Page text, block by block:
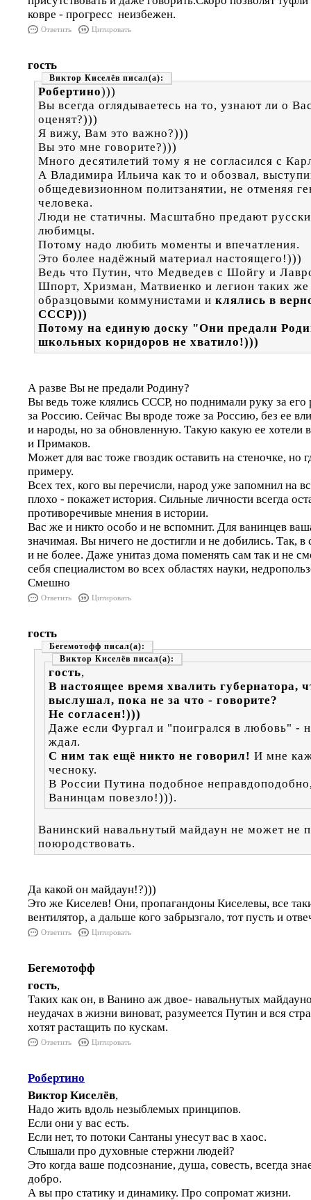
ковре - прогресс неизбежен.
Ответить Цитировать
гость
Виктор Киселёв
Робертино)))
Вы всегда оглядываетесь на то, узнают ли о
оценят?)))
Я вижу, Вам это важно?)))
Вы это мне говорите?)))
Много десятилетий тому я не согласился с
А Владимира Ильича как то и обозвал,
общедевизионном политзанятии, не отменяя
человека.
Люди не статичны. Масштабно предают
любимцы.
Потому надо любить моменты и впечатления.
Это более надёжный материал настоящего!)))
Ведь что Путин, что Медведев с Шойгу и
Шпорт, Хризман, Матвиенко и легион таких же
образцовыми коммунистами и клялись в
СССР)))
Потому на единую доску "Они предали
школьных коридоров не хватило!)))
А разве Вы не предали Родину?
Вы ведь тоже клялись СССР, но поднимали руку за его
за Россию. Сейчас Вы вроде тоже за Россию, без ее
и народы, но за обновленную. Такую какую ее хотели
и Примаков.
Может для вас тоже гвоздик оставить на стеночке, но
примеру.
Всех тех, кого вы перечисли, народ уже запомнил на
плохо - покажет история. Сильные личности всегда
противоречивые мнения в истории.
Вас же и никто особо и не вспомнит. Для ванинцев
значимая. Вы ничего не достигли и не добились. Так, в
и не более. Даже унитаз дома поменять сам так и не
себя специалистом во всех областях науки,
Смешно
Ответить Цитировать
гость
Бегемотофф
Виктор Киселёв
гость,
В настоящее время хвалить губернатора,
выслушал, пока не за что - говорите?
Не согласен!)))
Даже если Фургал и "поигрался в любовь" -
ждал.
С ним так ещё никто не говорил! И мне
чесноку.
В России Путина подобное
Ванинцам повезло!))).
Ванинский навальнутый майдаун не может не
поюродствовать.
Да какой он майдаун!?)))
Это же Киселев! Они, пропагандоны Киселевы, все
вентилятор, а дальше кого забрызгало, тот пусть и
Ответить Цитировать
Бегемотофф
гость,
Таких как он, в Ванино аж двое- навальнутых
неудачах в жизни виноват, разумеется Путин и вся
хотят растащить по кускам.
Ответить Цитировать
Робертино
Виктор Киселёв,
Надо жить вдоль незыблемых принципов.
Если они у вас есть.
Если нет, то потоки Сантаны унесут вас в хаос.
Слышали про духовные стержни людей?
Это когда ваше подсознание, душа, совесть, всегда
добро.
А вы про статику и динамику. Про сопромат жизни.